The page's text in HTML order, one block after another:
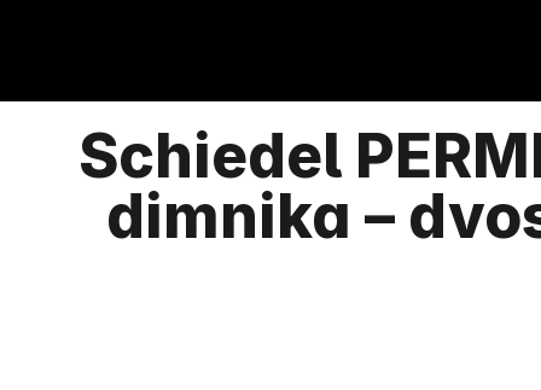
Schiedel
dimnika –